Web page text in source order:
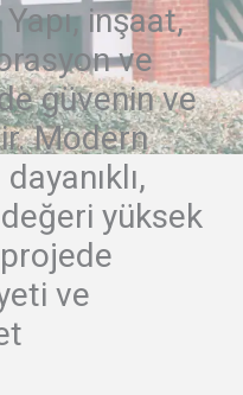
inşaat,
ve
güvenin ve
Modern
yüksek
ve